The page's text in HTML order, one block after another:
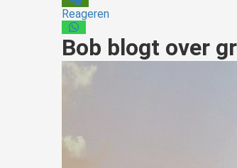
Reageren
Bob blogt over